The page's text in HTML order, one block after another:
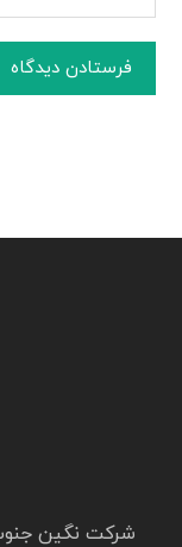
فرستادن دیدگاه